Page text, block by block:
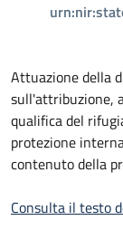
Attuazione della
sull'attribuzione,
qualifica del
protezione
contenuto della
Consulta il testo